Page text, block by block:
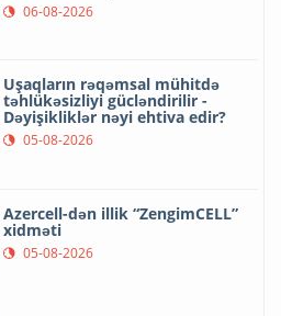
06-08-2026
Uşaqların rəqəmsal mühitdə
təhlükəsizliyi gücləndirilir -
Dəyişikliklər nəyi ehtiva edir?
05-08-2026
Azercell-dən illik “ZengimCELL”
xidməti
05-08-2026